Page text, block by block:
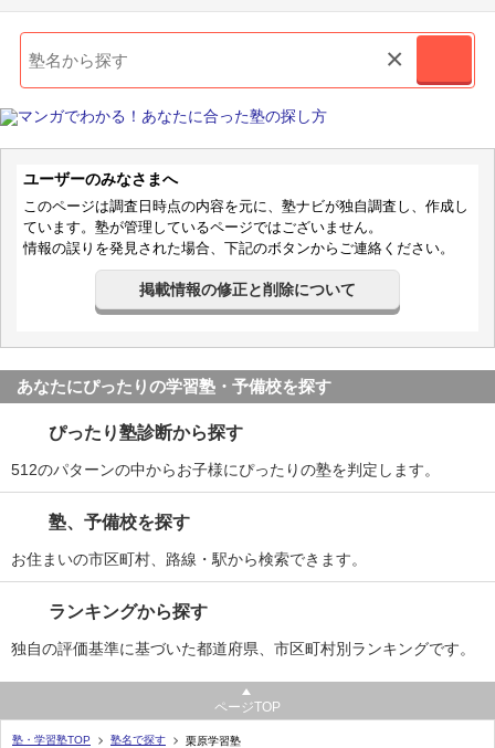
×
ユーザーのみなさまへ
このページは調査日時点の内容を元に、塾ナビが独自調査し、作成し
ています。塾が管理しているページではございません。
情報の誤りを発見された場合、下記のボタンからご連絡ください。
掲載情報の修正と削除について
あなたにぴったりの学習塾・予備校を探す
ぴったり塾診断から探す
512のパターンの中からお子様にぴったりの塾を判定します。
塾、予備校を探す
お住まいの市区町村、路線・駅から検索できます。
ランキングから探す
独自の評価基準に基づいた都道府県、市区町村別ランキングです。
ページTOP
塾・学習塾TOP 塾名で探す 栗原学習塾